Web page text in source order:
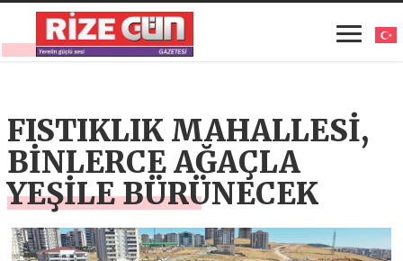
FISTIKLIK MAHALLESİ,
BİNLERCE AĞAÇLA
YEŞİLE BÜRÜNECEK